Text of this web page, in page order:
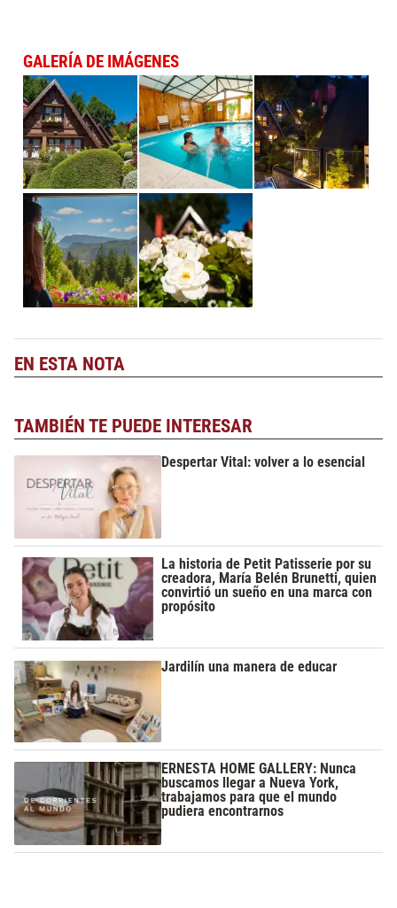
GALERÍA DE IMÁGENES
EN ESTA NOTA
TAMBIÉN TE PUEDE INTERESAR
Despertar Vital: volver a lo esencial
La historia de Petit Patisserie por su
creadora, María Belén Brunetti, quien
convirtió un sueño en una marca con
propósito
Jardilín una manera de educar
ERNESTA HOME GALLERY: Nunca
buscamos llegar a Nueva York,
trabajamos para que el mundo
pudiera encontrarnos